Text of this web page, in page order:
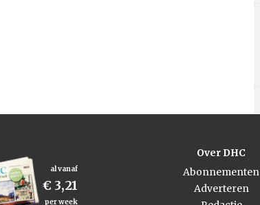
al vanaf
€ 3,21
per week
Over DHC
Abonnementen
Adverteren